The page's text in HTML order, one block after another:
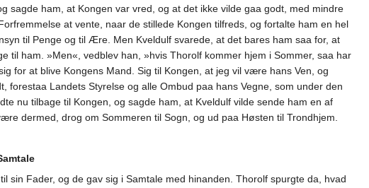
sagde ham, at Kongen var vred, og at det ikke vilde gaa godt, med mindre
at vente, naar de stillede Kongen tilfreds, og fortalte ham en hel
til Penge og til Ære. Men Kveldulf svarede, at det bares ham saa for, at
til ham. »Men«, vedblev han, »hvis Thorolf kommer hjem i Sommer, saa har
for at blive Kongens Mand. Sig til Kongen, at jeg vil være hans Ven, og
Landets Styrelse og alle Ombud paa hans Vegne, som under den
nu tilbage til Kongen, og sagde ham, at Kveldulf vilde sende ham en af
dermed, drog om Sommeren til Sogn, og ud paa Høsten til Trondhjem.
sin Fader, og de gav sig i Samtale med hinanden. Thorolf spurgte da, hvad